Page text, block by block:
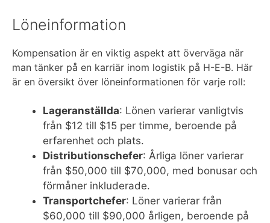
Löneinformation
Kompensation är en viktig aspekt att överväga när
man tänker på en karriär inom logistik på H-E-B. Här
är en översikt över löneinformationen för varje roll:
Lageranställda: Lönen varierar vanligtvis
från $12 till $15 per timme, beroende på
erfarenhet och plats.
Distributionschefer: Årliga löner varierar
från $50,000 till $70,000, med bonusar och
förmåner inkluderade.
Transportchefer: Löner varierar från
$60,000 till $90,000 årligen, beroende på